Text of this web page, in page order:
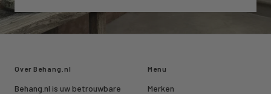
Over Behang.nl
Behang.nl is uw betrouwbare
Menu
Merken